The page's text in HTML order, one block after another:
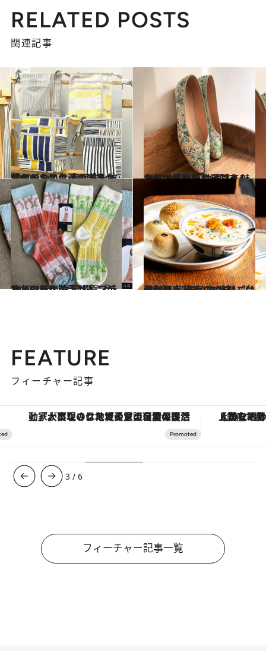
RELATED POSTS
関連記事
2022.5.30
昔ながらの台湾の光景がデザインに！ 実用性も抜群のテキスタイルブランド
旅＆お出かけ 2022.4.21
上質で華やかな手製布シューズが話題 快適さも魅力な台湾発の注目ブランド
旅＆お出かけ
2022.3.25
オノマトペのデザインがかわいい！ 台湾人気ブランドの新作靴下7選
旅＆お出かけ 2021.11.24
保存版！ 東京のウマい“台湾料理店” あったか朝ごはんから点心まで10軒
グルメ
FEATURE
フィーチャー記事
「大事なのは地域の意識を変えること」。ロレックス賞受賞の自然保護活動家が実現させたナイジェリアの自然環境の復活 【銀座で出合う最旬美容】美髪ケアや上
3 /6
フィーチャー記事一覧